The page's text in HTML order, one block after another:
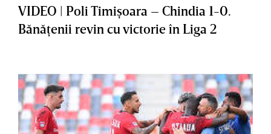
VIDEO | Poli Timişoara – Chindia 1-0.
Bănăţenii revin cu victorie în Liga 2